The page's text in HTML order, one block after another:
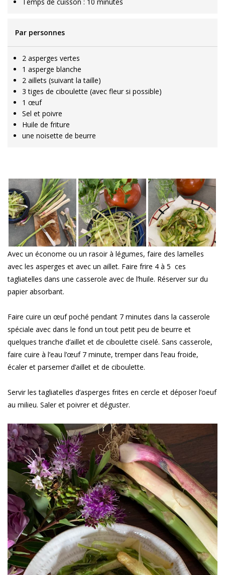
Temps de cuisson : 10 minutes
Par personnes
2 asperges vertes
1 asperge blanche
2 aillets (suivant la taille)
3 tiges de ciboulette (avec fleur si possible)
1 œuf
Sel et poivre
Huile de friture
une noisette de beurre
Avec un économe ou un rasoir à légumes, faire des lamelles
avec les asperges et avec un aillet. Faire frire 4 à 5 ces
tagliatelles dans une casserole avec de l’huile. Réserver sur du
papier absorbant.
Faire cuire un œuf poché pendant 7 minutes dans la casserole
spéciale avec dans le fond un tout petit peu de beurre et
quelques tranche d’aillet et de ciboulette ciselé. Sans casserole,
faire cuire à l’eau l’œuf 7 minute, tremper dans l’eau froide,
écaler et parsemer d’aillet et de ciboulette.
Servir les tagliatelles d’asperges frites en cercle et déposer l’oeuf
au milieu. Saler et poivrer et déguster.